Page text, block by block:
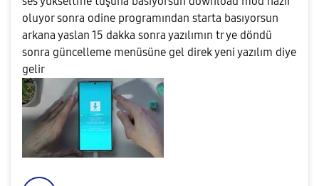
oluyor sonra odine programından starta basıyorsun
arkana yaslan 15 dakka sonra yazılımın tr ye döndü
sonra güncelleme menüsüne gel direk yeni yazılım diye
gelir